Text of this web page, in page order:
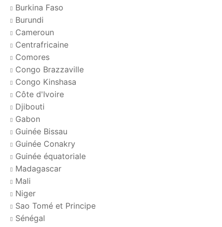
Burkina Faso
Burundi
Cameroun
Centrafricaine
Comores
Congo Brazzaville
Congo Kinshasa
Côte d'Ivoire
Djibouti
Gabon
Guinée Bissau
Guinée Conakry
Guinée équatoriale
Madagascar
Mali
Niger
Sao Tomé et Principe
Sénégal